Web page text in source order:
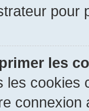
les
les cookies